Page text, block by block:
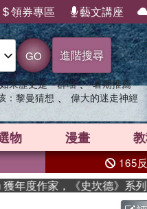
領券專區 藝文講座
GO 進階搜尋
如果歷史是一群喵 、 暑期推薦
：黎曼猜想 、 偉大的迷走神經
物 漫畫
165
作家，《史坎德》系列帶你